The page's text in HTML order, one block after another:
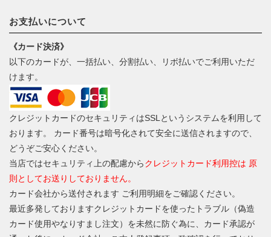
お支払いについて
《カード決済》
以下のカードが、一括払い、分割払い、リボ払いでご利用いただ
けます。
クレジットカードのセキュリティはSSLというシステムを利用して
おります。 カード番号は暗号化されて安全に送信されますので、
どうぞご安心ください。
当店ではセキュリティ上の配慮からクレジットカード利用控は 原
則としてお送りしておりません。
カード会社から送付されます ご利用明細をご確認ください。
最近多発しておりますクレジットカードを使ったトラブル（偽造
カード使用やなりすまし注文）を未然に防ぐ為に、カード承認が